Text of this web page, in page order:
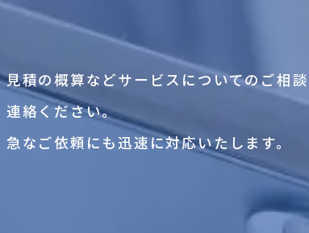
見積の概算などサービスについてのご相
連絡ください。
急なご依頼にも迅速に対応いたします。